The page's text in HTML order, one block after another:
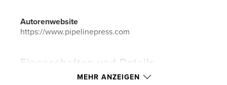
Autorenwebsite
https://www.pipelinepress.com
Eigenschaften und Details
Hauptkategorie: Unterhaltung
MEHR ANZEIGEN